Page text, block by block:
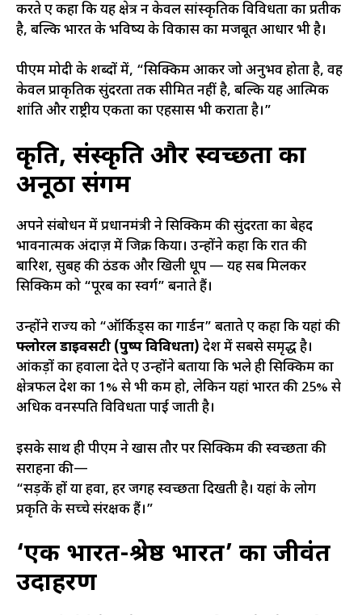
करते हुए कहा कि यह क्षेत्र न केवल सांस्कृतिक विविधता का प्रतीक
है, बल्कि भारत के भविष्य के विकास का मजबूत आधार भी है।
पीएम मोदी के शब्दों में, “सिक्किम आकर जो अनुभव होता है, वह
केवल प्राकृतिक सुंदरता तक सीमित नहीं है, बल्कि यह आत्मिक
शांति और राष्ट्रीय एकता का एहसास भी कराता है।”
प्रकृति, संस्कृति और स्वच्छता का
अनूठा संगम
अपने संबोधन में प्रधानमंत्री ने सिक्किम की सुंदरता का बेहद
भावनात्मक अंदाज़ में जिक्र किया। उन्होंने कहा कि रात की
बारिश, सुबह की ठंडक और खिली धूप — यह सब मिलकर
सिक्किम को “पूरब का स्वर्ग” बनाते हैं।
उन्होंने राज्य को “ऑर्किड्स का गार्डन” बताते हुए कहा कि यहां की
फ्लोरल डाइवर्सिटी (पुष्प विविधता) देश में सबसे समृद्ध है।
आंकड़ों का हवाला देते हुए उन्होंने बताया कि भले ही सिक्किम का
क्षेत्रफल देश का 1% से भी कम हो, लेकिन यहां भारत की 25% से
अधिक वनस्पति विविधता पाई जाती है।
इसके साथ ही पीएम ने खास तौर पर सिक्किम की स्वच्छता की
सराहना की—
“सड़कें हों या हवा, हर जगह स्वच्छता दिखती है। यहां के लोग
प्रकृति के सच्चे संरक्षक हैं।”
‘एक भारत-श्रेष्ठ भारत’ का जीवंत
उदाहरण